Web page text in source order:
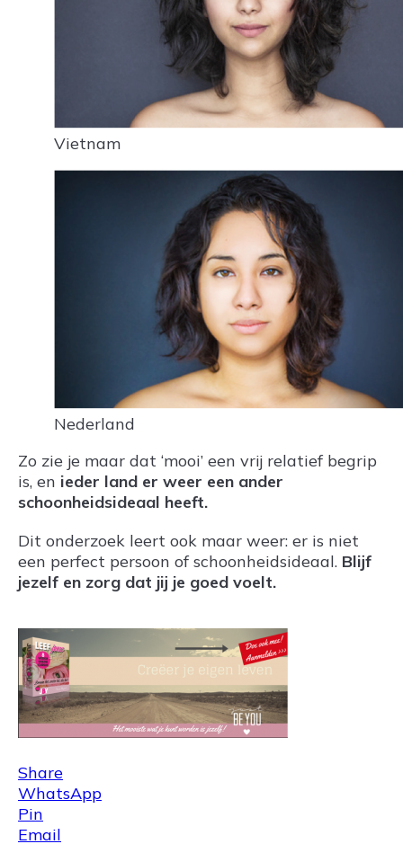
Vietnam
Nederland
Zo zie je maar dat ‘mooi’ een vrij relatief begrip
is, en ieder land er weer een ander
schoonheidsideaal heeft.
Dit onderzoek leert ook maar weer: er is niet
een perfect persoon of schoonheidsideaal. Blijf
jezelf en zorg dat jij je goed voelt.
Share
WhatsApp
Pin
Email